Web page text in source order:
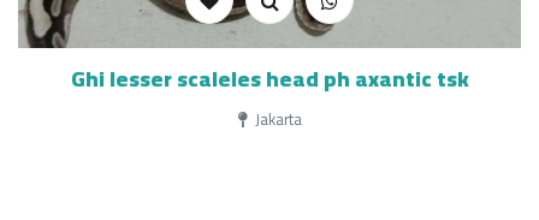
Ghi lesser scaleles head ph axantic tsk
Jakarta